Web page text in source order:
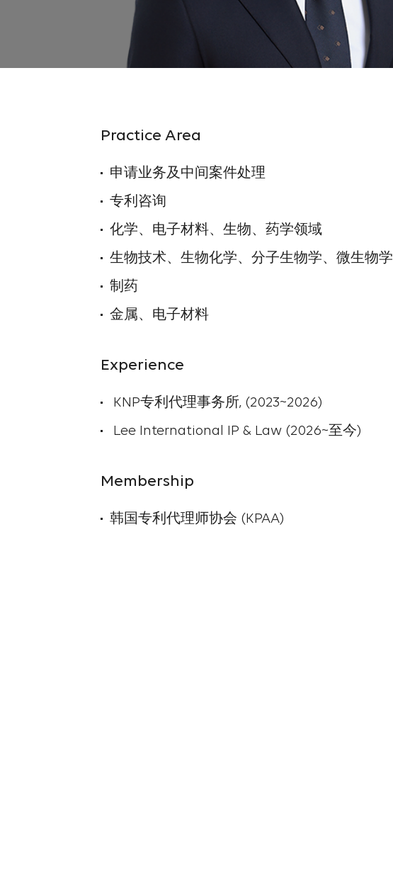
Practice Area
申请业务及中间案件处理
专利咨询
化学、电子材料、生物、药学领域
生物技术、生物化学、分子生物学、微生物学
制药
金属、电子材料
Experience
KNP专利代理事务所, (2023~2026)
Lee International IP & Law (2026~至今)
Membership
韩国专利代理师协会 (KPAA)